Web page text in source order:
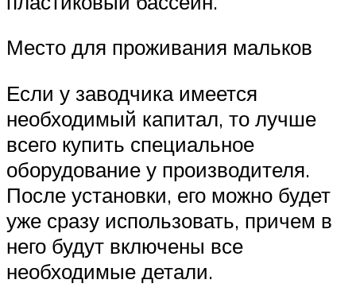
Место для проживания мальков
Если у заводчика имеется
необходимый капитал, то лучше
всего купить специальное
оборудование у производителя.
После установки, его можно будет
уже сразу использовать, причем в
него будут включены все
необходимые детали.